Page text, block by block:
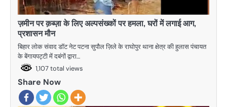
ज़मीन पर क़ब्ज़ा के लिए अल्पसंख्कों पर हमला, घरों में लगाई आग,
प्रशासन मौन
बिहार लोक संवाद डाॅट नेट पटना सुपौल ज़िले के राघोपुर थाना क्षेत्र की हुलास पंचायत
के बेंगायपट्टी में दबंगों द्वारा…
1,107 total views
Share Now